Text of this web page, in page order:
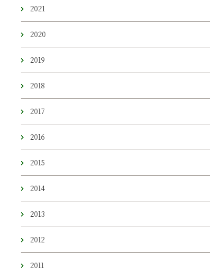
2021
2020
2019
2018
2017
2016
2015
2014
2013
2012
2011